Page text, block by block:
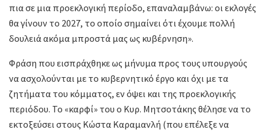
πια σε μια προεκλογική περίοδο, επαναλαμβάνω: οι εκλογές
θα γίνουν το 2027, το οποίο σημαίνει ότι έχουμε πολλή
δουλειά ακόμα μπροστά μας ως κυβέρνηση».
Φράση που εισπράχθηκε ως μήνυμα προς τους υπουργούς
να ασχολούνται με το κυβερνητικό έργο και όχι με τα
ζητήματα του κόμματος, εν όψει και της προεκλογικής
περιόδου. Το «καρφί» του ο Κυρ. Μητσοτάκης θέλησε να το
εκτοξεύσει στους Κώστα Καραμανλή (που επέλεξε να